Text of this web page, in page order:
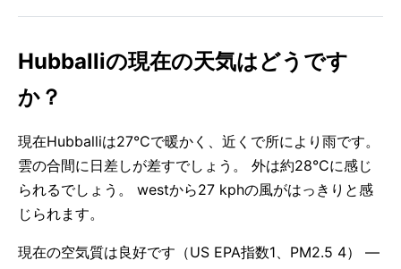
Hubballiの現在の天気はどうです
か？
現在Hubballiは27°Cで暖かく、近くで所により雨です。
雲の合間に日差しが差すでしょう。 外は約28°Cに感じ
られるでしょう。 westから27 kphの風がはっきりと感
じられます。
現在の空気質は良好です（US EPA指数1、PM2.5 4） —